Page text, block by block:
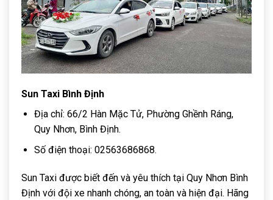
Sun Taxi Bình Định
Địa chỉ: 66/2 Hàn Mặc Tử, Phường Ghềnh Ráng,
Quy Nhơn, Bình Định.
Số điện thoại: 02563686868.
Sun Taxi được biết đến và yêu thích tại Quy Nhơn Bình
Định với đội xe nhanh chóng, an toàn và hiện đại. Hãng